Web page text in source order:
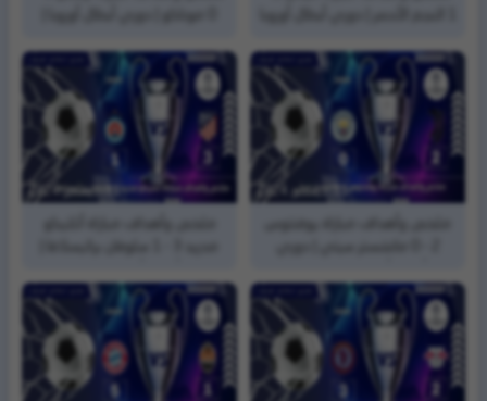
1 النجم الأحمر | دوري أبطال أوروبا
0 موناكو | دوري أبطال أوروبا |
11, ديسمبر, 2024
ملخص وأهداف مباراة يوفنتوس
2 - 0 مانشستر سيتي | دوري
11, ديسمبر, 2024
ملخص وأهداف مباراة أتلتيكو
مدريد 3 - 1 سلوفان براتيسلافا |